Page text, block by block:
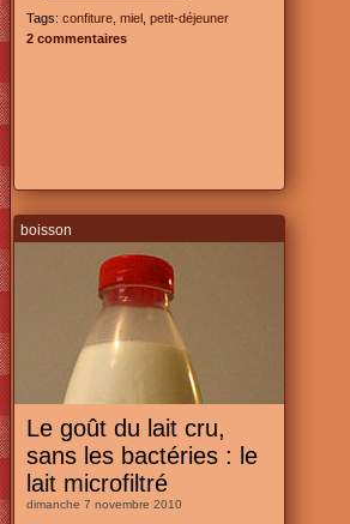
Tags: confiture, miel, petit-déjeuner
2 commentaires
boisson
Le goût du lait cru,
sans les bactéries : le
lait microfiltré
dimanche 7 novembre 2010